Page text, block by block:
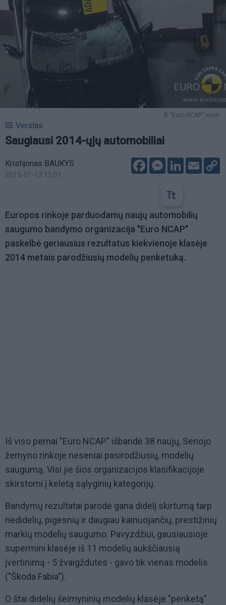
© "Euro NCAP" nuotr.
Verslas
Saugiausi 2014-ųjų automobiliai
Kristijonas BAUKYS
2015-01-13 15:01
FacebookMessenger
LinkedIn
Email
Europos rinkoje parduodamų naujų automobilių
saugumo bandymo organizacija "Euro NCAP"
paskelbė geriausius rezultatus kiekvienoje klasėje
2014 metais parodžiusių modelių penketuką.
Iš viso pernai "Euro NCAP" išbandė 38 naujų, Senojo
žemyno rinkoje neseniai pasirodžiusių, modelių
saugumą. Visi jie šios organizacijos klasifikacijoje
skirstomi į keletą sąlyginių kategorijų.
Bandymų rezultatai parodė gana didelį skirtumą tarp
nedidelių, pigesnių ir daugiau kainuojančių, prestižinių
markių modelių saugumo. Pavyzdžiui, gausiausioje
supermini klasėje iš 11 modelių aukščiausią
įvertinimą - 5 žvaigždutes - gavo tik vienas modelis
("Škoda Fabia").
O štai didelių šeimyninių modelių klasėje "penketą"